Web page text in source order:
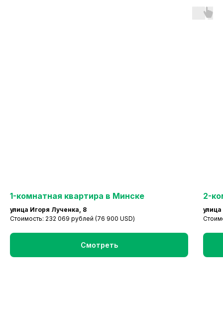
1-комнатная квартира в Минске
улица Игоря Лученка, 8
Стоимость: 232 069 рублей (76 900 USD)
Смотреть
2-